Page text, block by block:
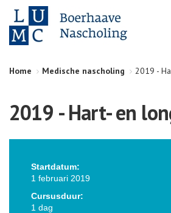
Home Medische nascholing 2019 -
2019 - Hart- en
Startdatum:
1 februari 2019
Cursusduur:
1 dag